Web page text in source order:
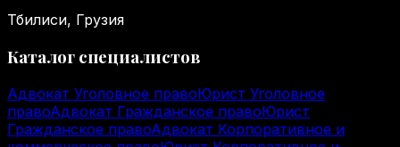
Тбилиси, Грузия
Каталог специалистов
Адвокат Уголовное правоЮрист Уголовное
правоАдвокат Гражданское правоЮрист
Гражданское правоАдвокат Корпоративное и